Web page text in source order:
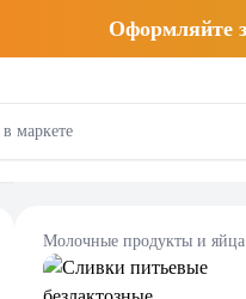
Молочные продукты и яйца